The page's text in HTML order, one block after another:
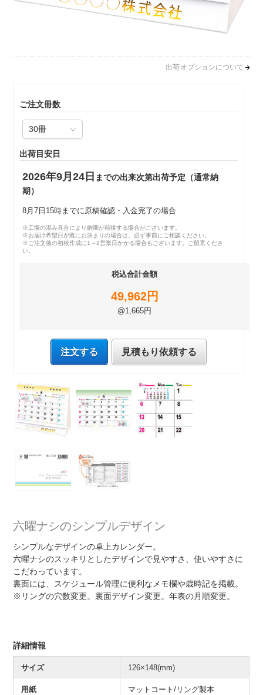
出荷オプションについて
ご注文冊数
出荷目安日
2026年9月24日 までの出来次第出荷予定（通常納
期）
8月7日15時までに原稿確認・入金完了の場合
※工場の混み具合により納期が前後する場合がございます。
※お届け希望日が既にお決まりの場合は、必ず事前にご相談ください。
※ご注文後の初校作成に1～2営業日かかる場合もございます。ご留意くださ
い。
税込合計金額
49,962円
@1,665円
注文する 見積もり依頼する
六曜ナシのシンプルデザイン
シンプルなデザインの卓上カレンダー。
六曜ナシのスッキリとしたデザインで見やすさ、使いやすさに
こだわっています。
裏面には、スケジュール管理に便利なメモ欄や歳時記を掲載。
※リングの穴数変更。裏面デザイン変更。年表の月順変更。
詳細情報
サイズ 126×148(mm)
用紙 マットコート/リング製本